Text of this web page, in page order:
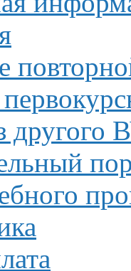
другого